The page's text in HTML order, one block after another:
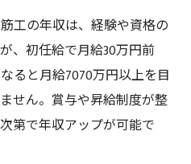
直結する理由を解説
める具体的なスキル向上
えたキャリア戦略の立て
工の年収は、経験や資格の
、初任給で月給30万円前
ると月給7070万円以上を目
せん。賞与や昇給制度が整
第で年収アップが可能で